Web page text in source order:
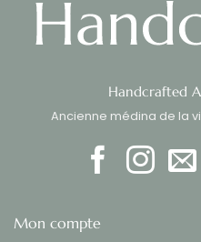
Handcrafted
Ancienne médina de la
Mon compte